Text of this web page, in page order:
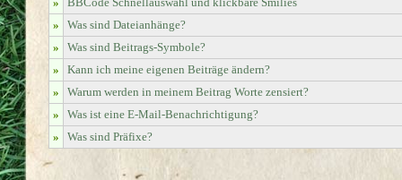
»
Was sind Dateianhänge?
»
Was sind Beitrags-Symbole?
»
Kann ich meine eigenen Beiträge ändern?
»
Warum werden in meinem Beitrag Worte zensiert?
»
Was ist eine E-Mail-Benachrichtigung?
»
Was sind Präfixe?